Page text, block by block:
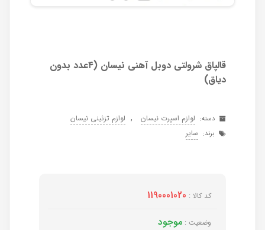
قالپاق شرولتی دوبل آهنی نیسان (۴عدد بدون
دیاق)
دسته: لوازم اسپرت نیسان , لوازم تزئینی نیسان
برند: سایر
کد کالا : 1190001020
وضعیت : موجود